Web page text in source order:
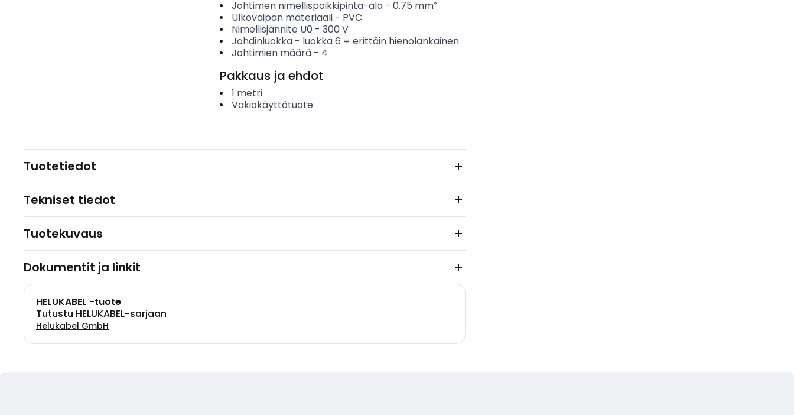
Johtimen nimellispoikkipinta-ala- 0.75 mm²
Ulkovaipan materiaali- PVC
Nimellisjännite U0 - 300 V
Johdinluokka- luokka 6 = erittäin hienolankainen
Johtimien määrä- 4
Pakkaus ja ehdot
1 metri
Vakiokäyttötuote
Tuotetiedot
Tekniset tiedot
Tuotekuvaus
Dokumentit ja linkit
HELUKABEL -tuote
Tutustu HELUKABEL-sarjaan
Helukabel GmbH